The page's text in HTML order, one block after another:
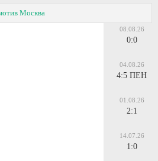
Москва
08.08.26
0:0
04.08.26
4:5 ПЕН
01.08.26
2:1
14.07.26
1:0